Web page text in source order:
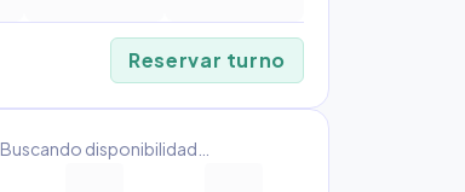
Reservar turno
Buscando disponibilidad…